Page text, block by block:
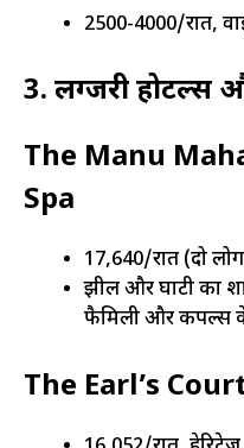
₹2500-4000/रात,
3. लग्जरी होटल्स
The Manu
Spa
₹17,640/रात (दो
झील और घाटी का
फैमिली और कपल्स
The Earl’s